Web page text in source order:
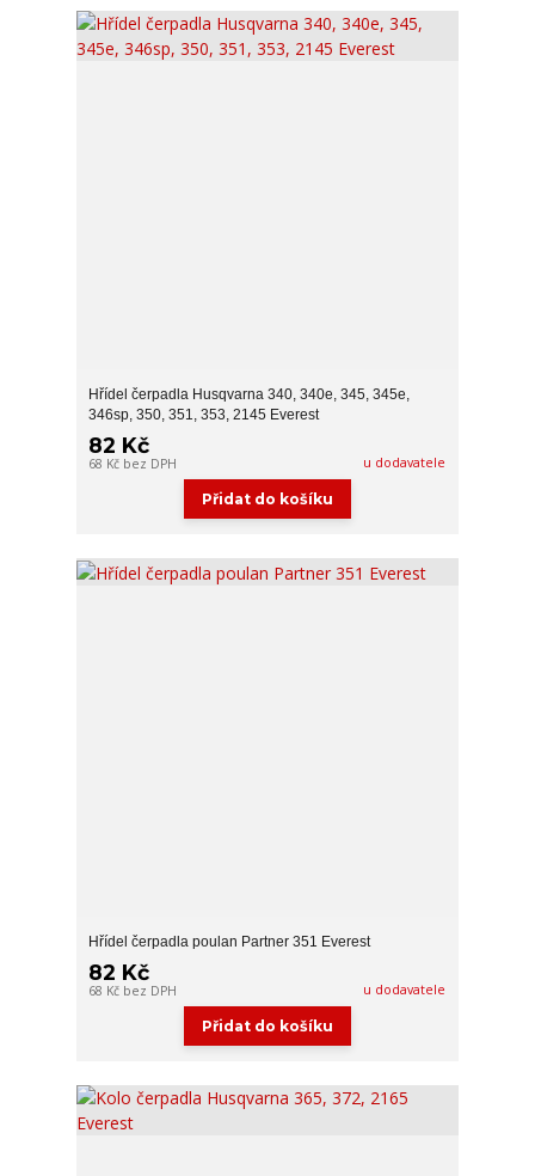
Hřídel čerpadla Husqvarna 340, 340e, 345, 345e,
346sp, 350, 351, 353, 2145 Everest
82 Kč
68 Kč bez DPH u dodavatele
Přidat do košíku
Hřídel čerpadla poulan Partner 351 Everest
82 Kč
68 Kč bez DPH u dodavatele
Přidat do košíku